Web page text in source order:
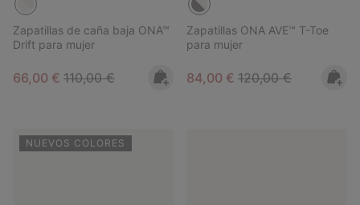
Zapatillas de caña baja ONA™
Drift para mujer
Sale price:
66,00 € Regular price:
110,00 €
Zapatillas ONA AVE™ T-Toe
para mujer
Sale price:
84,00 € Regular price:
120,00 €
NUEVOS COLORES